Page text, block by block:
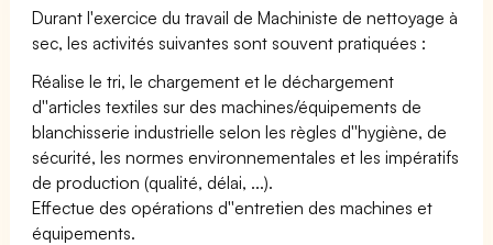
Durant l'exercice du travail de Machiniste de nettoyage à
sec, les activités suivantes sont souvent pratiquées :
Réalise le tri, le chargement et le déchargement
d''articles textiles sur des machines/équipements de
blanchisserie industrielle selon les règles d''hygiène, de
sécurité, les normes environnementales et les impératifs
de production (qualité, délai, ...).
Effectue des opérations d''entretien des machines et
équipements.